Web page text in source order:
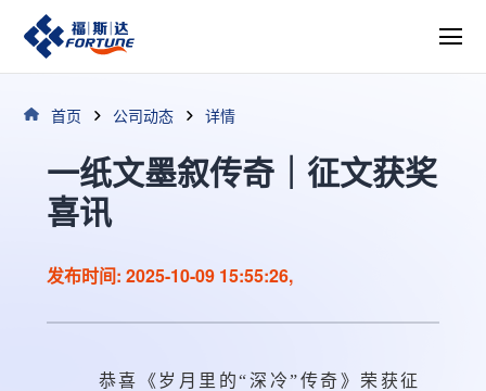
首页 公司动态 详情
一纸文墨叙传奇｜征文获奖
喜讯
发布时间: 2025-10-09 15:55:26,
恭喜《岁月里的“深冷”传奇》荣获征